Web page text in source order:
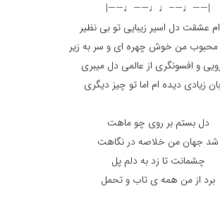
|——♩—–♩♩——♩——|
عشقت دل اسیر زیبایی تو بی نظیر
محبوب من خوش چهره ای و سر به زیر
و افسونگری از عالمی دل میبری
زیادی دیده ام اما تو چیز دیگری
دل بستم بر روی چو ماهت
شد جهان من خلاصه در نگاهت
چشمانت تا زد به دلم پل
برد از من همه ی تاب و تحمل